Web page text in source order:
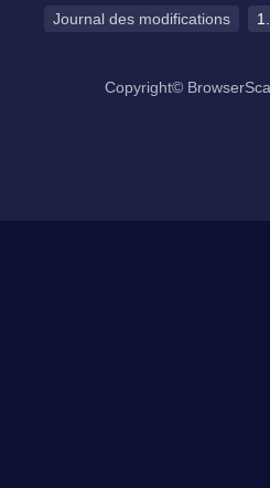
Journal des modifications
Copyright©